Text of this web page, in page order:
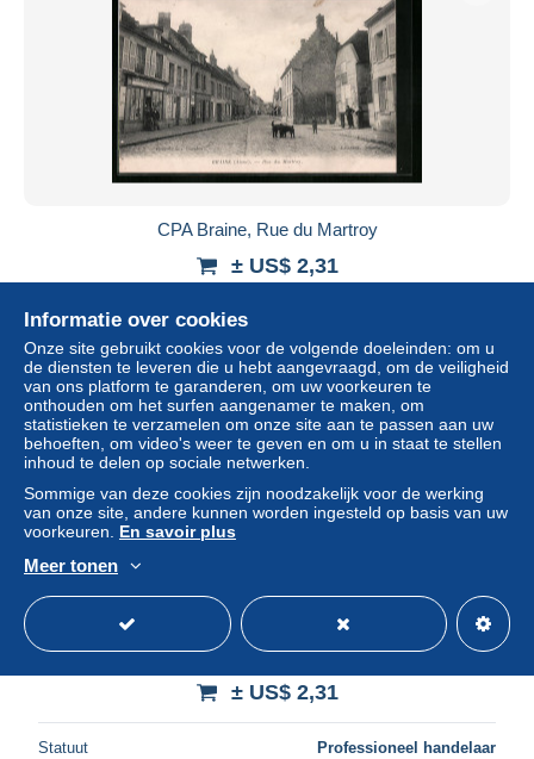
CPA Braine, Rue du Martroy
± US$ 2,31
Statuut
Nieuw
CPA Bohain, Place de l`Hôtel-de-Ville
± US$ 2,31
Statuut Professioneel handelaar
Informatie over cookies
Onze site gebruikt cookies voor de volgende doeleinden: om u
de diensten te leveren die u hebt aangevraagd, om de veiligheid
van ons platform te garanderen, om uw voorkeuren te
onthouden om het surfen aangenamer te maken, om
statistieken te verzamelen om onze site aan te passen aan uw
behoeften, om video's weer te geven en om u in staat te stellen
inhoud te delen op sociale netwerken.
Sommige van deze cookies zijn noodzakelijk voor de werking
van onze site, andere kunnen worden ingesteld op basis van uw
voorkeuren. En savoir plus
Meer tonen